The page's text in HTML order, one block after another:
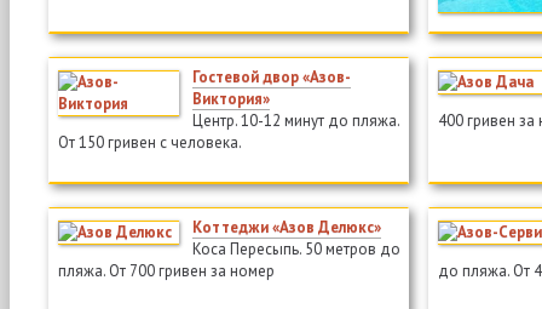
Гостевой двор «Азов-
Виктория»
Центр. 10-12 минут до пляжа.
От 150 гривен с человека.
400 гривен за
Коттеджи «Азов Делюкс»
Коса Пересыпь. 50 метров до
пляжа. От 700 гривен за номер
до пляжа. От